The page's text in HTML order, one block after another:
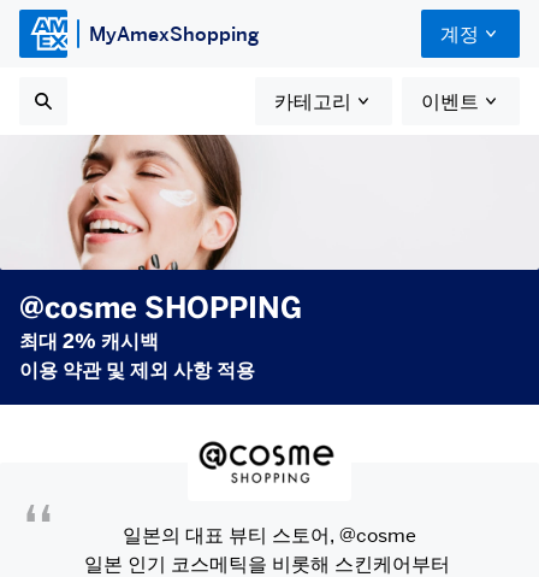
MyAmexShopping 계정
카테고리 이벤트
@cosme SHOPPING
최대 2% 캐시백
이용 약관 및 제외 사항 적용
일본의 대표 뷰티 스토어, @cosme
일본 인기 코스메틱을 비롯해 스킨케어부터